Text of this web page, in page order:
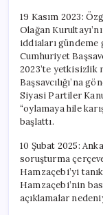
19 Kasım 2023:
Olağan
iddiaları gündeme
Cumhuriyet
2023’te yetkisizlik
Başsavcılığı’na
Siyasi Partiler
“oylamaya hile
başlattı.
10 Şubat 2025:
soruşturma
Hamzaçebi’yi
Hamzaçebi’nin
açıklamalar